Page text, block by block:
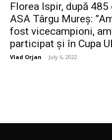
Florea Ispir, după
ASA Târgu Mureș:
fost vicecampioni,
participat și în Cupa
Vlad Orjan - July 6, 2022